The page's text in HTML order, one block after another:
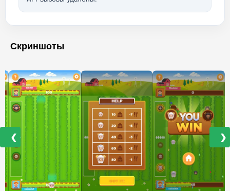
Скриншоты
❮ ❯